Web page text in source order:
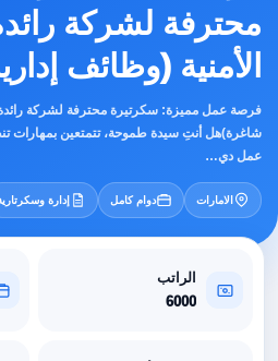
محترفة لشركة
الأمنية (وظائف
فرصة عمل مميزة: سكرتيرة محترفة لشركة رائدة
شاغرة)هل أنتِ سيدة طموحة، تتمتعين بمهارات
عمل دي…
الامارات دوام كامل إدارة
الراتب
6000